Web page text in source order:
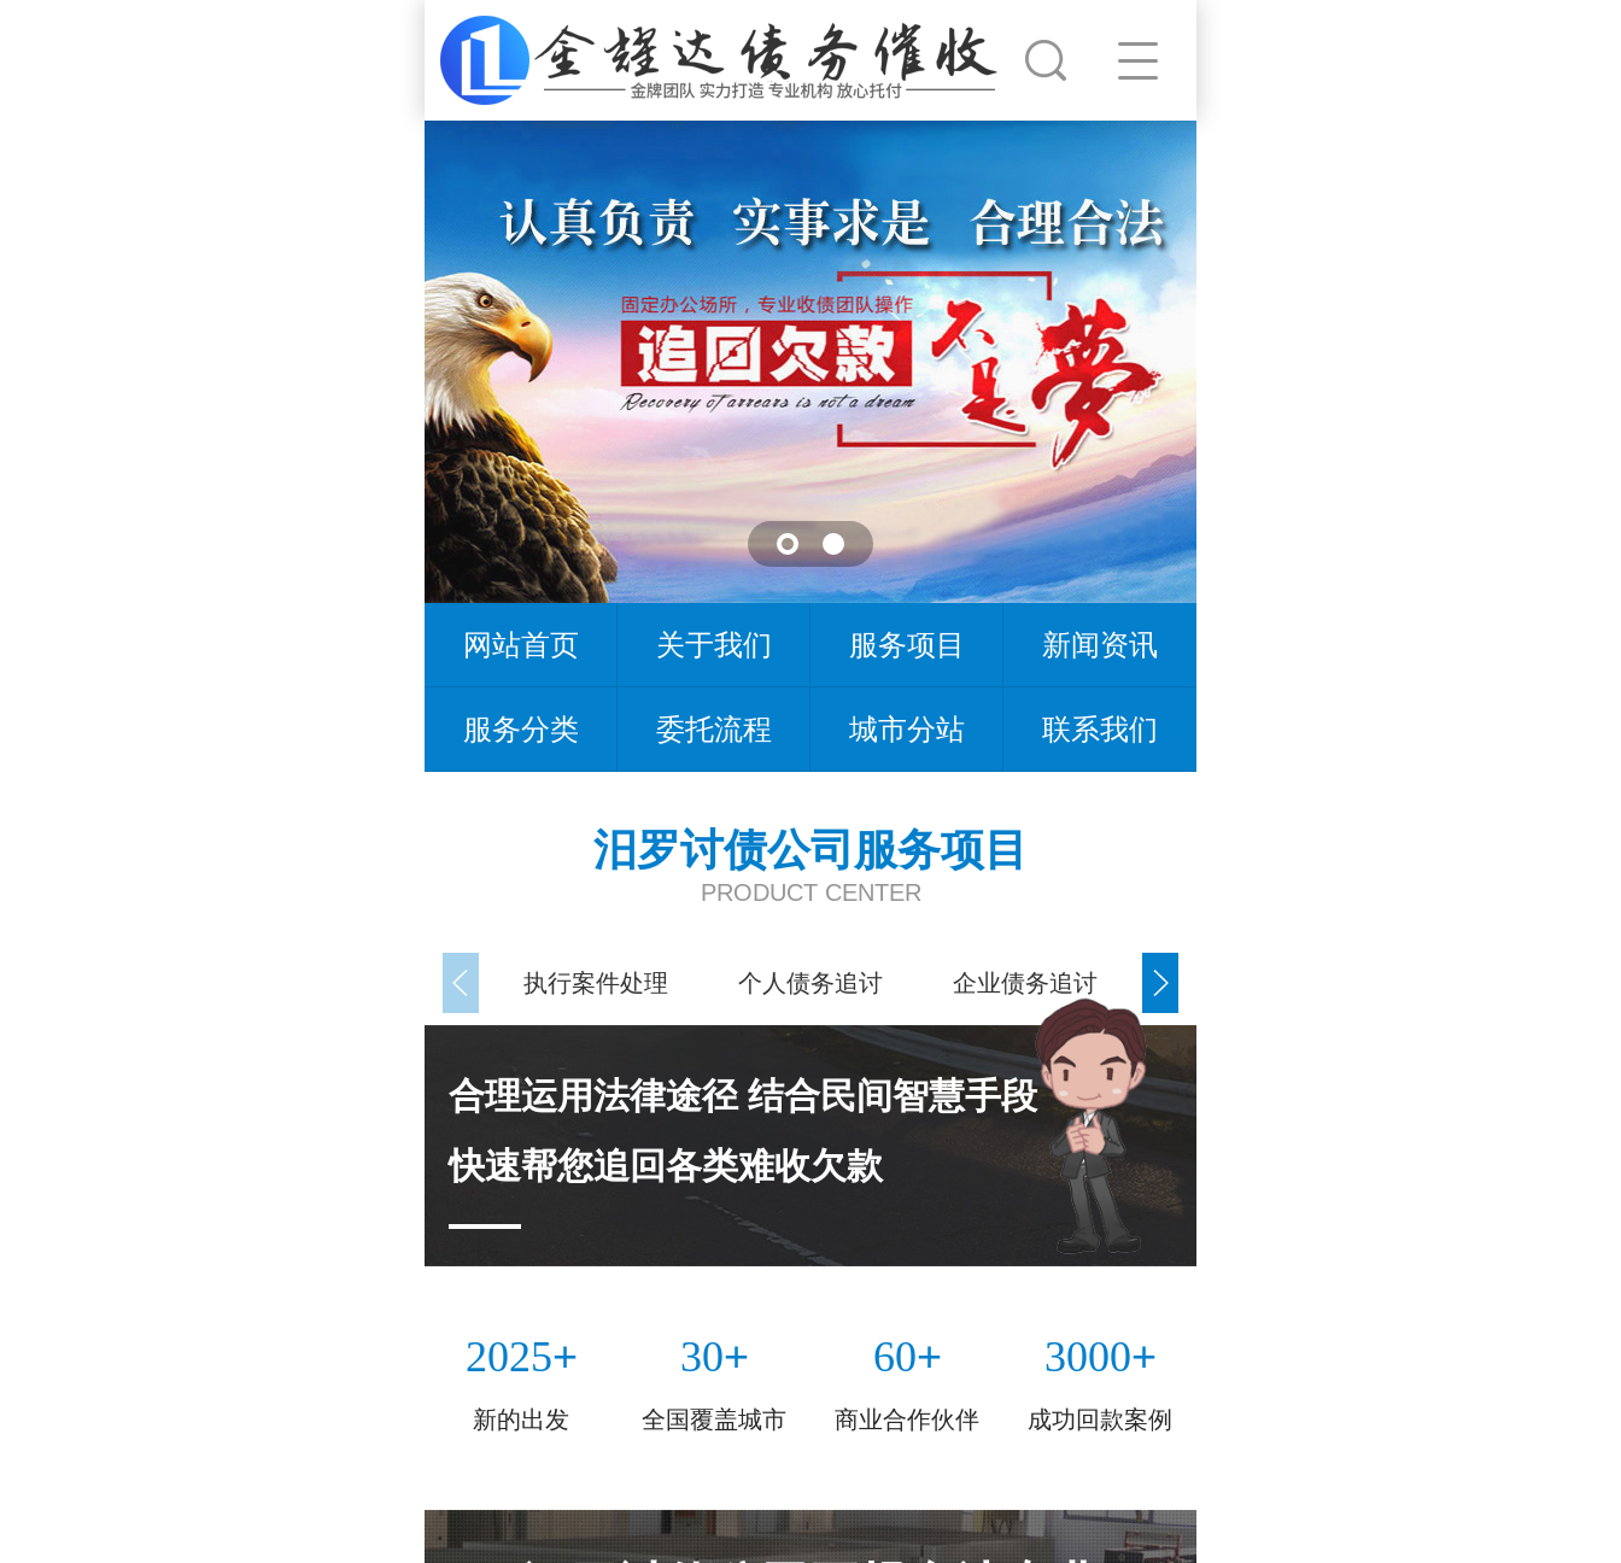
网站首页 关于我们 服务项目 新闻资讯
服务分类 委托流程 城市分站 联系我们
汨罗讨债公司服务项目
PRODUCT CENTER
执行案件处理 个人债务追讨 企业债务追讨 商账追讨清欠
合理运用法律途径 结合民间智慧手段
快速帮您追回各类难收欠款
2025+
新的出发
30+
全国覆盖城市
60+
商业合作伙伴
3000+
成功回款案例